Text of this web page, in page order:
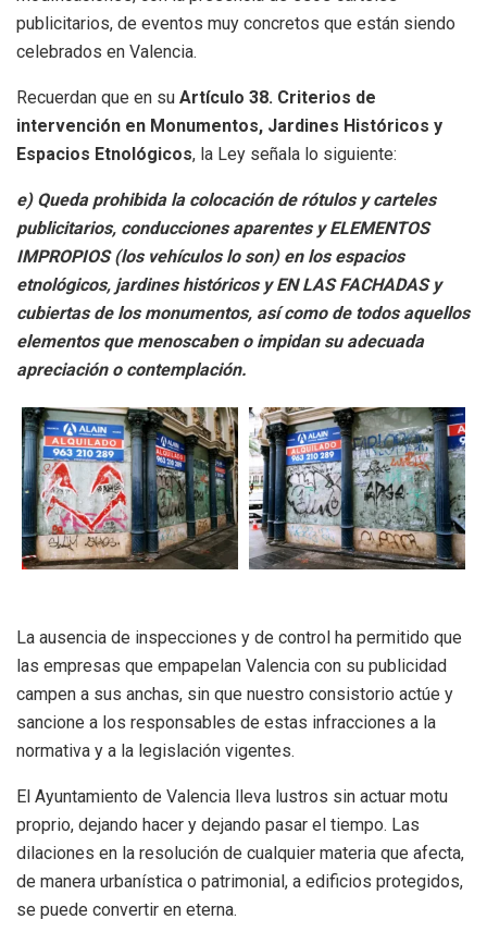
publicitarios, de eventos muy concretos que están siendo
celebrados en Valencia.
Recuerdan que en su Artículo 38. Criterios de
intervención en Monumentos, Jardines Históricos y
Espacios Etnológicos, la Ley señala lo siguiente:
e) Queda prohibida la colocación de rótulos y carteles
publicitarios, conducciones aparentes y ELEMENTOS
IMPROPIOS (los vehículos lo son) en los espacios
etnológicos, jardines históricos y EN LAS FACHADAS y
cubiertas de los monumentos, así como de todos aquellos
elementos que menoscaben o impidan su adecuada
apreciación o contemplación.
La ausencia de inspecciones y de control ha permitido que
las empresas que empapelan Valencia con su publicidad
campen a sus anchas, sin que nuestro consistorio actúe y
sancione a los responsables de estas infracciones a la
normativa y a la legislación vigentes.
El Ayuntamiento de Valencia lleva lustros sin actuar motu
proprio, dejando hacer y dejando pasar el tiempo. Las
dilaciones en la resolución de cualquier materia que afecta,
de manera urbanística o patrimonial, a edificios protegidos,
se puede convertir en eterna.